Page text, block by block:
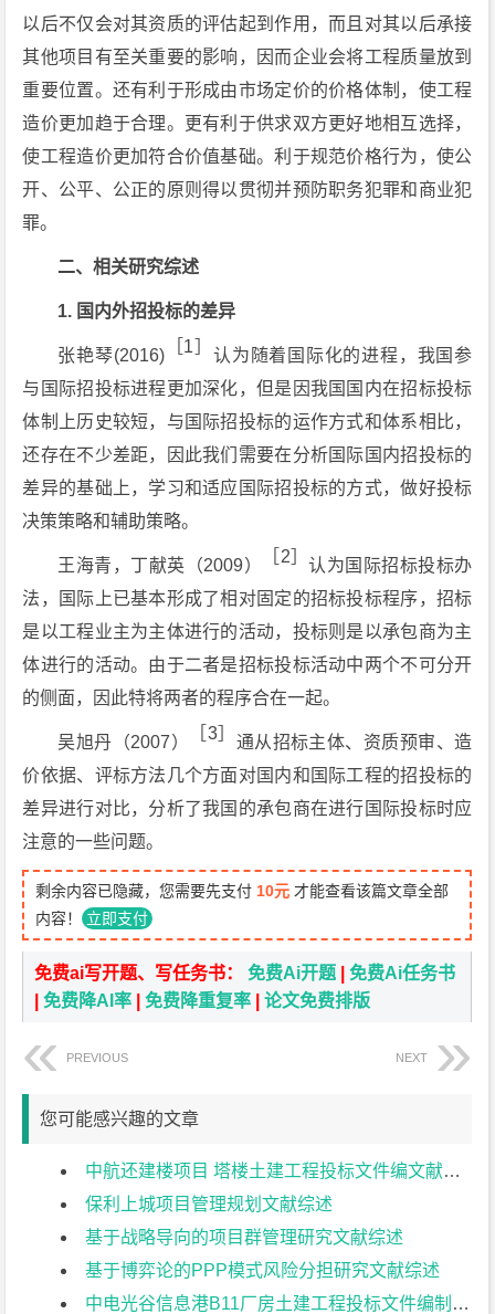
以后不仅会对其资质的评估起到作用，而且对其以后承接
其他项目有至关重要的影响，因而企业会将工程质量放到
重要位置。还有利于形成由市场定价的价格体制，使工程
造价更加趋于合理。更有利于供求双方更好地相互选择，
使工程造价更加符合价值基础。利于规范价格行为，使公
开、公平、公正的原则得以贯彻并预防职务犯罪和商业犯
罪。
二、相关研究综述
1. 国内外招投标的差异
张艳琴(2016) ［1］ 认为随着国际化的进程，我国参
与国际招投标进程更加深化，但是因我国国内在招标投标
体制上历史较短，与国际招投标的运作方式和体系相比，
还存在不少差距，因此我们需要在分析国际国内招投标的
差异的基础上，学习和适应国际招投标的方式，做好投标
决策策略和辅助策略。
王海青，丁献英（2009） ［2］ 认为国际招标投标办
法，国际上已基本形成了相对固定的招标投标程序，招标
是以工程业主为主体进行的活动，投标则是以承包商为主
体进行的活动。由于二者是招标投标活动中两个不可分开
的侧面，因此特将两者的程序合在一起。
吴旭丹（2007） ［3］ 通从招标主体、资质预审、造
价依据、评标方法几个方面对国内和国际工程的招投标的
差异进行对比，分析了我国的承包商在进行国际投标时应
注意的一些问题。
剩余内容已隐藏，您需要先支付 10元 才能查看该篇文章全部
内容！ 立即支付
免费ai写开题、写任务书：免费Ai开题 |免费Ai任务书
|免费降AI率 |免费降重复率 |论文免费排版
PREVIOUS NEXT
您可能感兴趣的文章
中航还建楼项目 塔楼土建工程投标文件编文献综述
保利上城项目管理规划文献综述
基于战略导向的项目群管理研究文献综述
基于博弈论的PPP模式风险分担研究文献综述
中电光谷信息港B11厂房土建工程投标文件编制文献综述